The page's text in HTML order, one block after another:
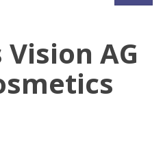
Vision AG